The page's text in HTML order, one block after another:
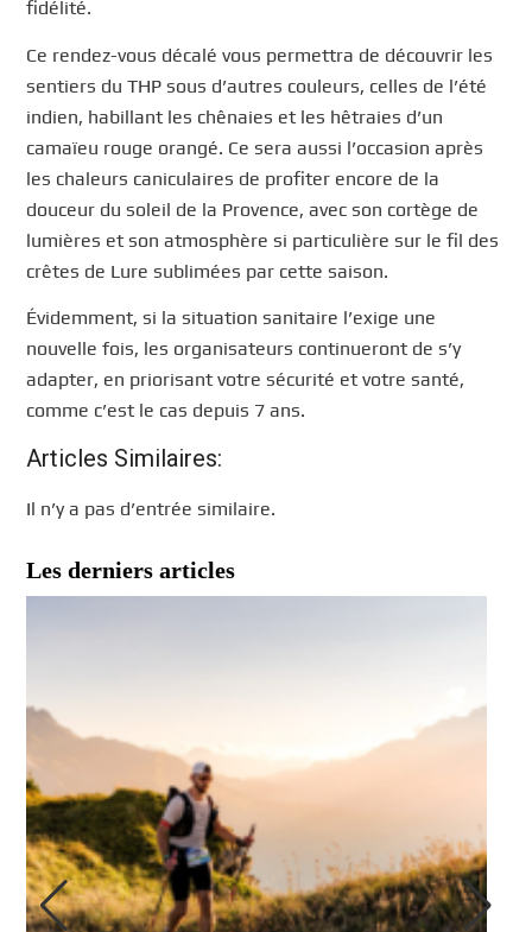
fidélité.
Ce rendez-vous décalé vous permettra de découvrir les
sentiers du THP sous d’autres couleurs, celles de l’été
indien, habillant les chênaies et les hêtraies d’un
camaïeu rouge orangé. Ce sera aussi l’occasion après
les chaleurs caniculaires de profiter encore de la
douceur du soleil de la Provence, avec son cortège de
lumières et son atmosphère si particulière sur le fil des
crêtes de Lure sublimées par cette saison.
Évidemment, si la situation sanitaire l’exige une
nouvelle fois, les organisateurs continueront de s’y
adapter, en priorisant votre sécurité et votre santé,
comme c’est le cas depuis 7 ans.
Articles Similaires:
Il n’y a pas d’entrée similaire.
Les derniers articles